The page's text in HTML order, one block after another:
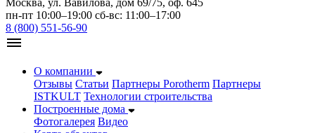
Москва, ул. Вавилова, дом 69/75, оф. 645
пн-пт 10:00–19:00 сб-вс: 11:00–17:00
8 (800) 551-56-90
О компании
Отзывы Статьи Партнеры Porotherm Партнеры
ISTKULT Технологии строительства
Построенные дома
Фотогалерея Видео